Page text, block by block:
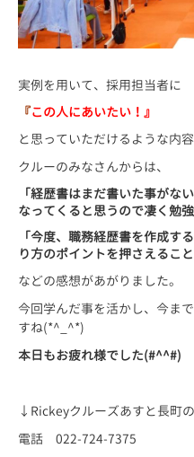
実例を用いて、採用担当者に
『この人にあいたい！』
と思っていただけるような内
クルーのみなさんからは、
「経歴書はまだ書いた事がな
なってくると思うので凄く勉
「今度、職務経歴書を作成す
り方のポイントを押さえるこ
などの感想があがりました。
今回学んだ事を活かし、今ま
すね(*^_^*)
本日もお疲れ様でした(#^^#)
↓Rickeyクルーズあすと長町
電話 022-724-7375